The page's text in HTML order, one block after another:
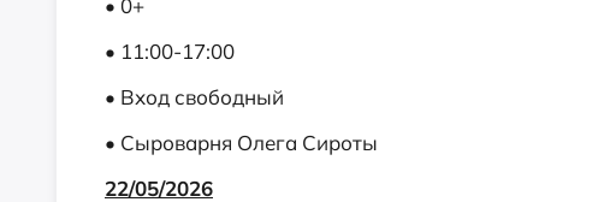
• 0+
• 11:00-17:00
• Вход свободный
• Сыроварня Олега Сироты
22/05/2026